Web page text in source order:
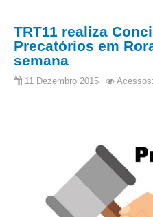
TRT11 realiza
Precatórios em
semana
11 Dezembro 2015